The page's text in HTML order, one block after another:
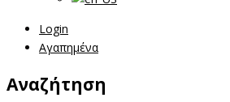
Login
Αγαπημένα
Αναζήτηση